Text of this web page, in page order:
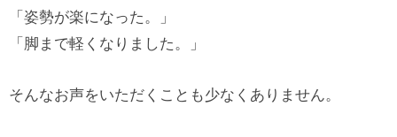
「姿勢が楽になった。」
「脚まで軽くなりました。」
そんなお声をいただくことも少なくありません。